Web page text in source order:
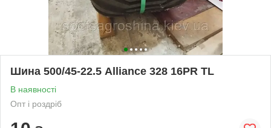
Шина 500/45-22.5 Alliance 328 16PR TL
В наявності
Опт і роздріб